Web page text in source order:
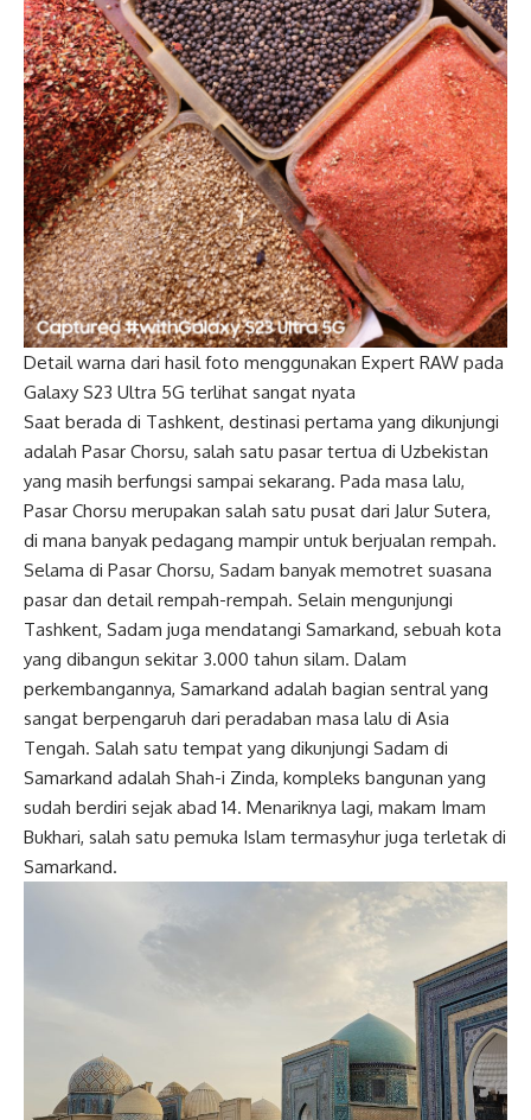
Detail warna dari hasil foto menggunakan Expert RAW pada
Galaxy S23 Ultra 5G terlihat sangat nyata
Saat berada di Tashkent, destinasi pertama yang dikunjungi
adalah Pasar Chorsu, salah satu pasar tertua di Uzbekistan
yang masih berfungsi sampai sekarang. Pada masa lalu,
Pasar Chorsu merupakan salah satu pusat dari Jalur Sutera,
di mana banyak pedagang mampir untuk berjualan rempah.
Selama di Pasar Chorsu, Sadam banyak memotret suasana
pasar dan detail rempah-rempah. Selain mengunjungi
Tashkent, Sadam juga mendatangi Samarkand, sebuah kota
yang dibangun sekitar 3.000 tahun silam. Dalam
perkembangannya, Samarkand adalah bagian sentral yang
sangat berpengaruh dari peradaban masa lalu di Asia
Tengah. Salah satu tempat yang dikunjungi Sadam di
Samarkand adalah Shah-i Zinda, kompleks bangunan yang
sudah berdiri sejak abad 14. Menariknya lagi, makam Imam
Bukhari, salah satu pemuka Islam termasyhur juga terletak di
Samarkand.